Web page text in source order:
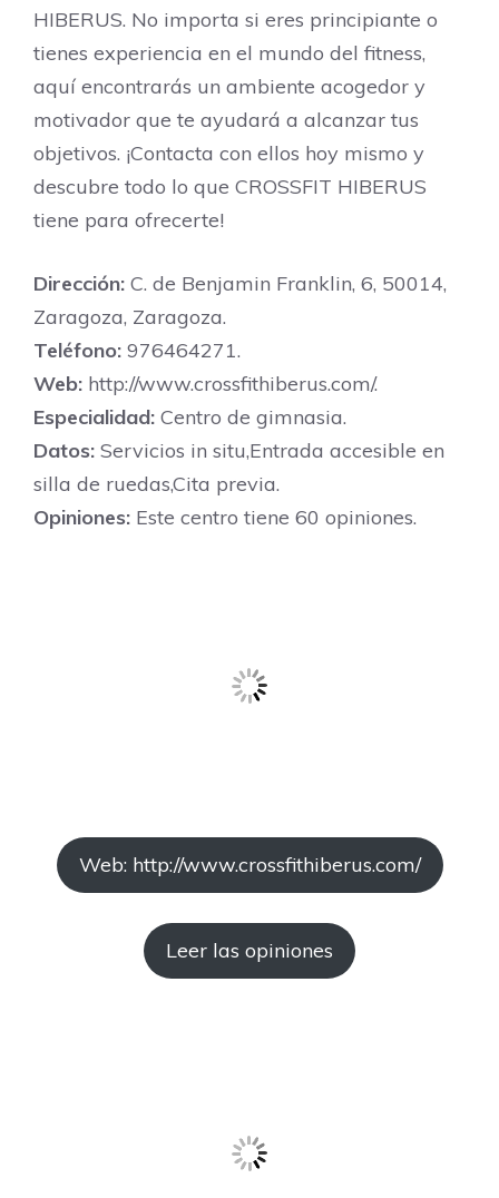
HIBERUS. No importa si eres principiante o
tienes experiencia en el mundo del fitness,
aquí encontrarás un ambiente acogedor y
motivador que te ayudará a alcanzar tus
objetivos. ¡Contacta con ellos hoy mismo y
descubre todo lo que CROSSFIT HIBERUS
tiene para ofrecerte!
Dirección: C. de Benjamin Franklin, 6, 50014,
Zaragoza, Zaragoza.
Teléfono: 976464271.
Web: http://www.crossfithiberus.com/.
Especialidad: Centro de gimnasia.
Datos: Servicios in situ,Entrada accesible en
silla de ruedas,Cita previa.
Opiniones: Este centro tiene 60 opiniones.
Web: http://www.crossfithiberus.com/
Leer las opiniones